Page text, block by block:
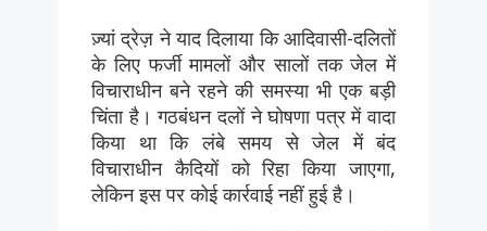
ज़्यां द्रेज़ ने याद दिलाया कि आदिवासी-दलितों
के लिए फर्जी मामलों और सालों तक जेल में
विचाराधीन बने रहने की समस्या भी एक बड़ी
चिंता है। गठबंधन दलों ने घोषणा पत्र में वादा
किया था कि लंबे समय से जेल में बंद
विचाराधीन कैदियों को रिहा किया जाएगा,
लेकिन इस पर कोई कार्रवाई नहीं हुई है।